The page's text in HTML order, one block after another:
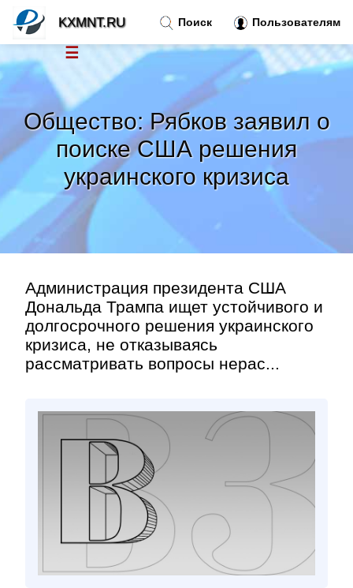
Общество: Рябков заявил о
поиске США решения
украинского кризиса
Администрация президента США
Дональда Трампа ищет устойчивого и
долгосрочного решения украинского
кризиса, не отказываясь
рассматривать вопросы нерас...
Поиск Пользователям
KXMNT.RU
☰
Новости
Тренды новостей»
Рубрики»
Правила »